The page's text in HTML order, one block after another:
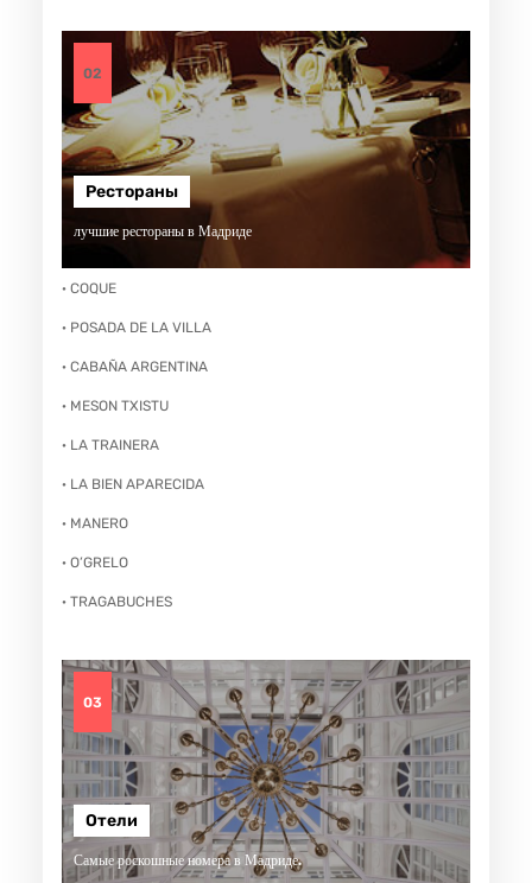
02
Рестораны
лучшие рестораны в Мадриде
· COQUE
· POSADA DE LA VILLA
· CABAÑA ARGENTINA
· MESON TXISTU
· LA TRAINERA
· LA BIEN APARECIDA
· MANERO
· O’GRELO
· TRAGABUCHES
03
Отели
Самые роскошные номера в Мадриде.